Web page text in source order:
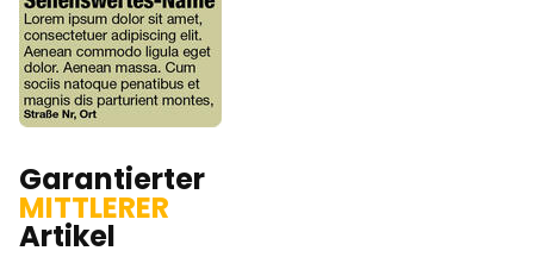
Garantierter
MITTLERER
Artikel